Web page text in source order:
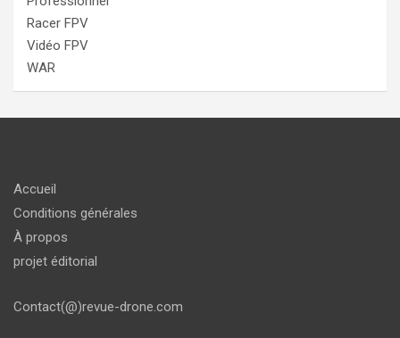
Racer FPV
Vidéo FPV
WAR
Accueil
Conditions générales
À propos
projet éditorial
Contact(@)revue-drone.com